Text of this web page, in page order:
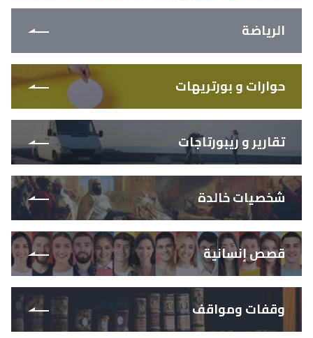
الرياضة
حوارات و بورتريهات
تقارير و ريبورتاجات
شخصيات خالدة
قصص إنسانية
وقفات ومواقف